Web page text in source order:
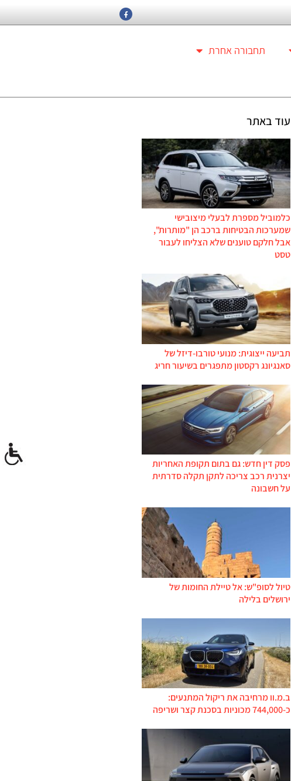
תחבורה אחרת
עוד באתר
כלמוביל מספרת לבעלי מיצובישי
שמערכות הבטיחות ברכב הן "מותרות",
אבל חלקם טוענים שלא הצליחו לעבור
טסט
תביעה ייצוגית: מנועי טורבו-דיזל של
סאנגיונג רקסטון מתפגרים בשיעור חריג
פסק דין חדש: גם בתום תקופת האחריות
יצרנית רכב צריכה לתקן תקלה סדרתית
על חשבונה
טיול לסופ"ש: אל טיילת החומות של
ירושלים בלילה
ב.מ.וו מרחיבה את ריקול המתנעים:
כ-744,000 מכוניות בסכנת קצר ושריפה